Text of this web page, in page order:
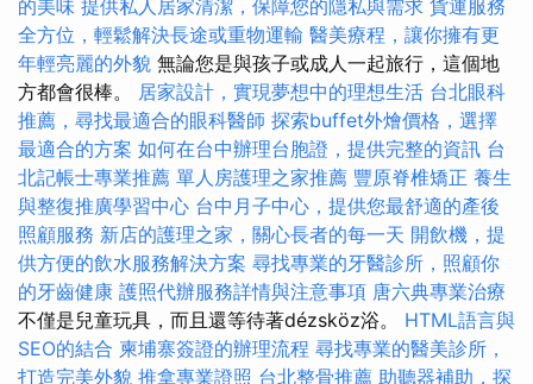
的美味 提供私人居家清潔，保障您的隱私與需求 貨運服務
全方位，輕鬆解決長途或重物運輸 醫美療程，讓你擁有更
年輕亮麗的外貌 無論您是與孩子或成人一起旅行，這個地
方都會很棒。 居家設計，實現夢想中的理想生活 台北眼科
推薦，尋找最適合的眼科醫師 探索buffet外燴價格，選擇
最適合的方案 如何在台中辦理台胞證，提供完整的資訊 台
北記帳士專業推薦 單人房護理之家推薦 豐原脊椎矯正 養生
與整復推廣學習中心 台中月子中心，提供您最舒適的產後
照顧服務 新店的護理之家，關心長者的每一天 開飲機，提
供方便的飲水服務解決方案 尋找專業的牙醫診所，照顧你
的牙齒健康 護照代辦服務詳情與注意事項 唐六典專業治療
不僅是兒童玩具，而且還等待著dézsköz浴。 HTML語言與
SEO的結合 柬埔寨簽證的辦理流程 尋找專業的醫美診所，
打造完美外貌 推拿專業證照 台北整骨推薦 助聽器補助，探